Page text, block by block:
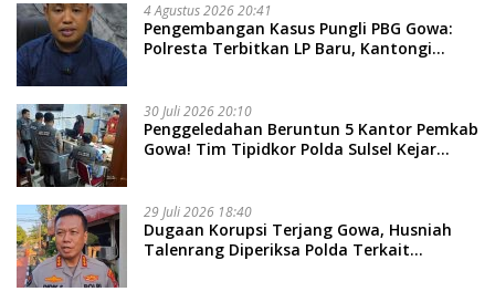
4 Agustus 2026 20:41
Pengembangan Kasus Pungli PBG Gowa:
Polresta Terbitkan LP Baru, Kantongi
30 Juli 2026 20:10
Penggeledahan Beruntun 5 Kantor Pemkab
Gowa! Tim Tipidkor Polda Sulsel Kejar
29 Juli 2026 18:40
Dugaan Korupsi Terjang Gowa, Husniah
Talenrang Diperiksa Polda Terkait